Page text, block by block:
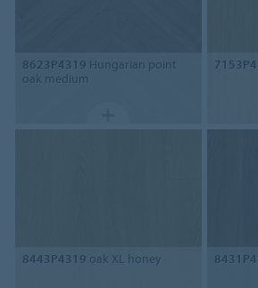
8623P4319 Hungarian point
oak medium
8443P4319 oak XL honey